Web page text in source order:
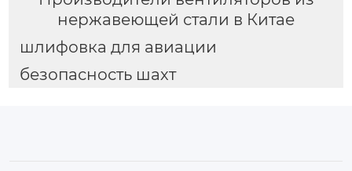
нержавеющей стали в Китае
шлифовка для авиации
безопасность шахт